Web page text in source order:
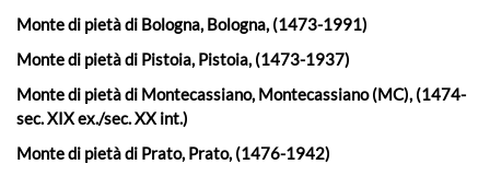
Monte di pietà di Bologna, Bologna, (1473-1991)
Monte di pietà di Pistoia, Pistoia, (1473-1937)
Monte di pietà di Montecassiano, Montecassiano (MC), (1474-
sec. XIX ex./sec. XX int.)
Monte di pietà di Prato, Prato, (1476-1942)